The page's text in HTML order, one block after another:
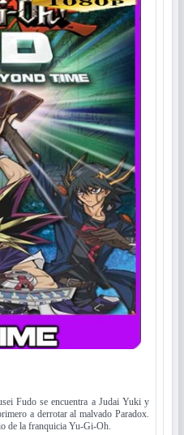
Fudo se encuentra a Judai Yuki y
a derrotar al malvado Paradox.
de la franquicia Yu-Gi-Oh.